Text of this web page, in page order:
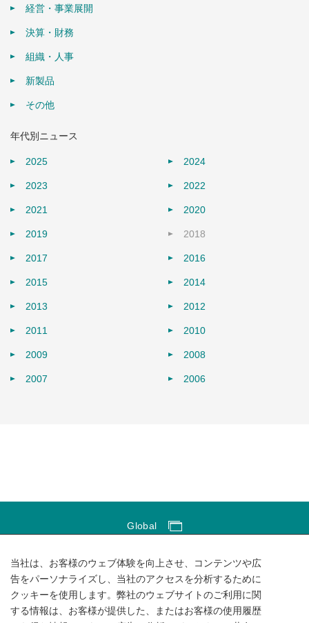
経営・事業展開
決算・財務
組織・人事
新製品
その他
年代別ニュース
2025 2024
2023 2022
2021 2020
2019 2018
2017 2016
2015 2014
2013 2012
2011 2010
2009 2008
2007 2006
Global
サイトのご利用にあたって
ソーシャルメディアポリシー
個人情報保護方針
当社は、お客様のウェブ体験を向上させ、コンテンツや広
告をパーソナライズし、当社のアクセスを分析するために
クッキーを使用します。弊社のウェブサイトのご利用に関
する情報は、お客様が提供した、またはお客様の使用履歴